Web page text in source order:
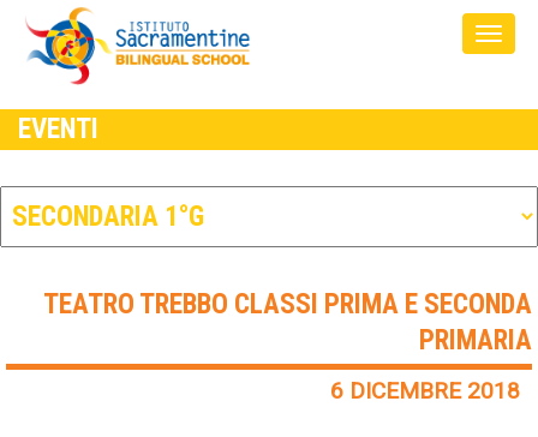
EVENTI
TEATRO TREBBO CLASSI PRIMA E SECONDA
PRIMARIA
6 DICEMBRE 2018